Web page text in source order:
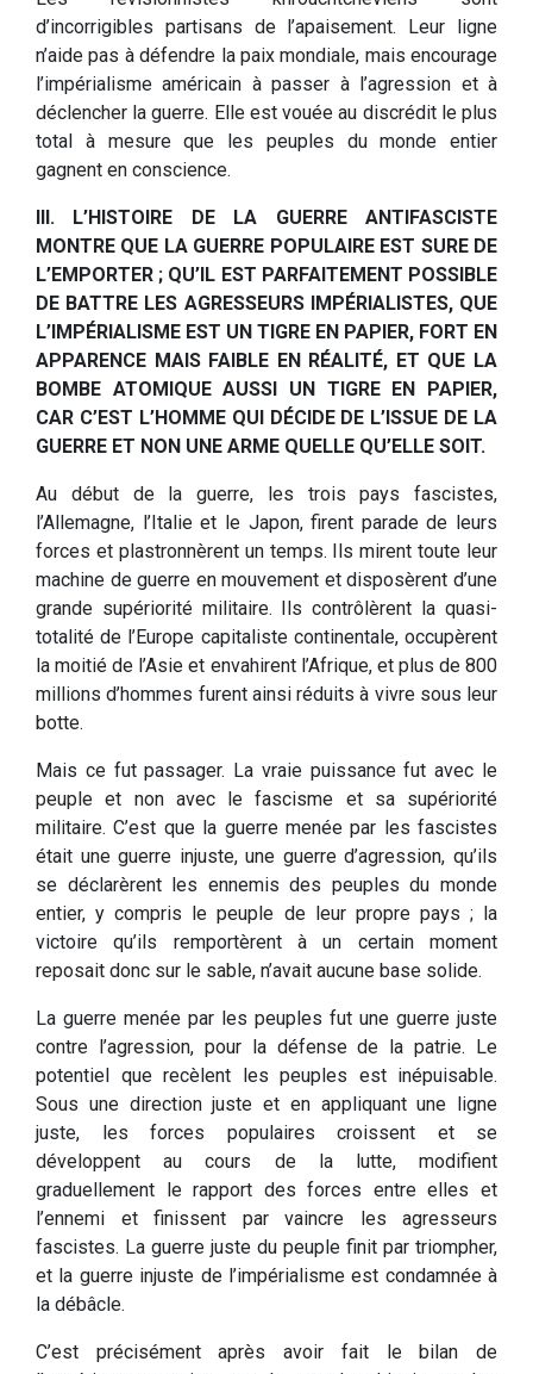
d’incorrigibles partisans de l’apaisement. Leur ligne
n’aide pas à défendre la paix mondiale, mais encourage
l’impérialisme américain à passer à l’agression et à
déclencher la guerre. Elle est vouée au discrédit le plus
total à mesure que les peuples du monde entier
gagnent en conscience.
III. L’HISTOIRE DE LA GUERRE ANTIFASCISTE
MONTRE QUE LA GUERRE POPULAIRE EST SURE DE
L’EMPORTER ; QU’IL EST PARFAITEMENT POSSIBLE
DE BATTRE LES AGRESSEURS IMPÉRIALISTES, QUE
L’IMPÉRIALISME EST UN TIGRE EN PAPIER, FORT EN
APPARENCE MAIS FAIBLE EN RÉALITÉ, ET QUE LA
BOMBE ATOMIQUE AUSSI UN TIGRE EN PAPIER,
CAR C’EST L’HOMME QUI DÉCIDE DE L’ISSUE DE LA
GUERRE ET NON UNE ARME QUELLE QU’ELLE SOIT.
Au début de la guerre, les trois pays fascistes,
l’Allemagne, l’Italie et le Japon, firent parade de leurs
forces et plastronnèrent un temps. Ils mirent toute leur
machine de guerre en mouvement et disposèrent d’une
grande supériorité militaire. Ils contrôlèrent la quasi-
totalité de l’Europe capitaliste continentale, occupèrent
la moitié de l’Asie et envahirent l’Afrique, et plus de 800
millions d’hommes furent ainsi réduits à vivre sous leur
botte.
Mais ce fut passager. La vraie puissance fut avec le
peuple et non avec le fascisme et sa supériorité
militaire. C’est que la guerre menée par les fascistes
était une guerre injuste, une guerre d’agression, qu’ils
se déclarèrent les ennemis des peuples du monde
entier, y compris le peuple de leur propre pays ; la
victoire qu’ils remportèrent à un certain moment
reposait donc sur le sable, n’avait aucune base solide.
La guerre menée par les peuples fut une guerre juste
contre l’agression, pour la défense de la patrie. Le
potentiel que recèlent les peuples est inépuisable.
Sous une direction juste et en appliquant une ligne
juste, les forces populaires croissent et se
développent au cours de la lutte, modifient
graduellement le rapport des forces entre elles et
l’ennemi et finissent par vaincre les agresseurs
fascistes. La guerre juste du peuple finit par triompher,
et la guerre injuste de l’impérialisme est condamnée à
la débâcle.
C’est précisément après avoir fait le bilan de